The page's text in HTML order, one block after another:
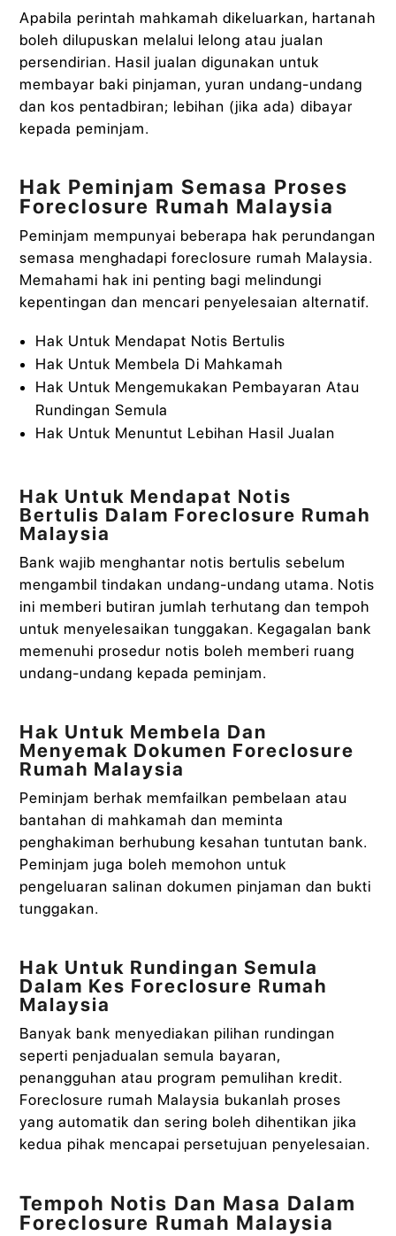
Apabila perintah mahkamah dikeluarkan, hartanah
boleh dilupuskan melalui lelong atau jualan
persendirian. Hasil jualan digunakan untuk
membayar baki pinjaman, yuran undang‑undang
dan kos pentadbiran; lebihan (jika ada) dibayar
kepada peminjam.
Hak Peminjam Semasa Proses
Foreclosure Rumah Malaysia
Peminjam mempunyai beberapa hak perundangan
semasa menghadapi foreclosure rumah Malaysia.
Memahami hak ini penting bagi melindungi
kepentingan dan mencari penyelesaian alternatif.
Hak Untuk Mendapat Notis Bertulis
Hak Untuk Membela Di Mahkamah
Hak Untuk Mengemukakan Pembayaran Atau
Rundingan Semula
Hak Untuk Menuntut Lebihan Hasil Jualan
Hak Untuk Mendapat Notis
Bertulis Dalam Foreclosure Rumah
Malaysia
Bank wajib menghantar notis bertulis sebelum
mengambil tindakan undang‑undang utama. Notis
ini memberi butiran jumlah terhutang dan tempoh
untuk menyelesaikan tunggakan. Kegagalan bank
memenuhi prosedur notis boleh memberi ruang
undang‑undang kepada peminjam.
Hak Untuk Membela Dan
Menyemak Dokumen Foreclosure
Rumah Malaysia
Peminjam berhak memfailkan pembelaan atau
bantahan di mahkamah dan meminta
penghakiman berhubung kesahan tuntutan bank.
Peminjam juga boleh memohon untuk
pengeluaran salinan dokumen pinjaman dan bukti
tunggakan.
Hak Untuk Rundingan Semula
Dalam Kes Foreclosure Rumah
Malaysia
Banyak bank menyediakan pilihan rundingan
seperti penjadualan semula bayaran,
penangguhan atau program pemulihan kredit.
Foreclosure rumah Malaysia bukanlah proses
yang automatik dan sering boleh dihentikan jika
kedua pihak mencapai persetujuan penyelesaian.
Tempoh Notis Dan Masa Dalam
Foreclosure Rumah Malaysia